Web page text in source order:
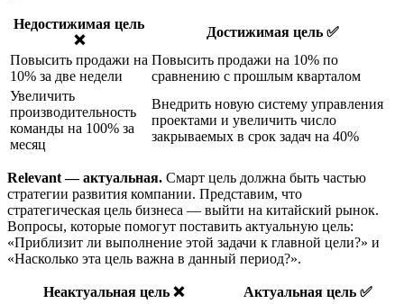
Недостижимая цель
❌
Достижимая цель ✅
Повысить продажи на
10% за две недели
Повысить продажи на 10% по
сравнению с прошлым кварталом
Увеличить
производительность
команды на 100% за
месяц
Внедрить новую систему управления
проектами и увеличить число
закрываемых в срок задач на 40%
Relevant — актуальная. Смарт цель должна быть частью
стратегии развития компании. Представим, что
стратегическая цель бизнеса — выйти на китайский рынок.
Вопросы, которые помогут поставить актуальную цель:
«Приблизит ли выполнение этой задачи к главной цели?» и
«Насколько эта цель важна в данный период?».
Неактуальная цель ❌
Актуальная цель ✅